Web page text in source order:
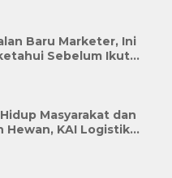
Baru Marketer, Ini
Sebelum Ikut
Masyarakat dan
Hewan, KAI Logistik